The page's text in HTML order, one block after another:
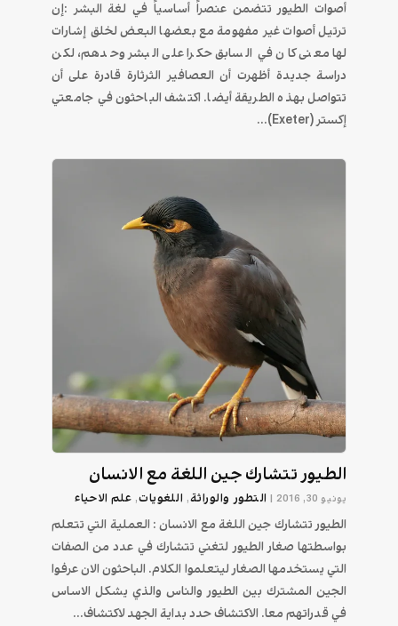
أصوات الطيور تتضمن عنصراً أساسياً في لغة البشر :إن
ترتيل أصوات غير مفهومة مع بعضها البعض لخلق إشارات
لها معنى كان في السابق حكرا على البشر وحدهم، لكن
دراسة جديدة أظهرت أن العصافير الثرثارة قادرة على أن
تتواصل بهذه الطريقة أيضا. اكتشف الباحثون في جامعتي
إكستر (Exeter)...
الطيور تتشارك جين اللغة مع الانسان
يونيو 30, 2016 | التطور والوراثة, اللغويات, علم الاحیاء
الطيور تتشارك جين اللغة مع الانسان : العملية التي تتعلم
بواسطتها صغار الطيور لتغني تتشارك في عدد من الصفات
التي يستخدمها الصغار ليتعلموا الكلام. الباحثون الان عرفوا
الجين المشترك بين الطيور والناس والذي يشكل الاساس
في قدراتهم معا. الاكتشاف حدد بداية الجهد لاكتشاف...